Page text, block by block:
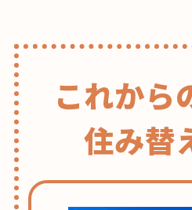
これから
住み替